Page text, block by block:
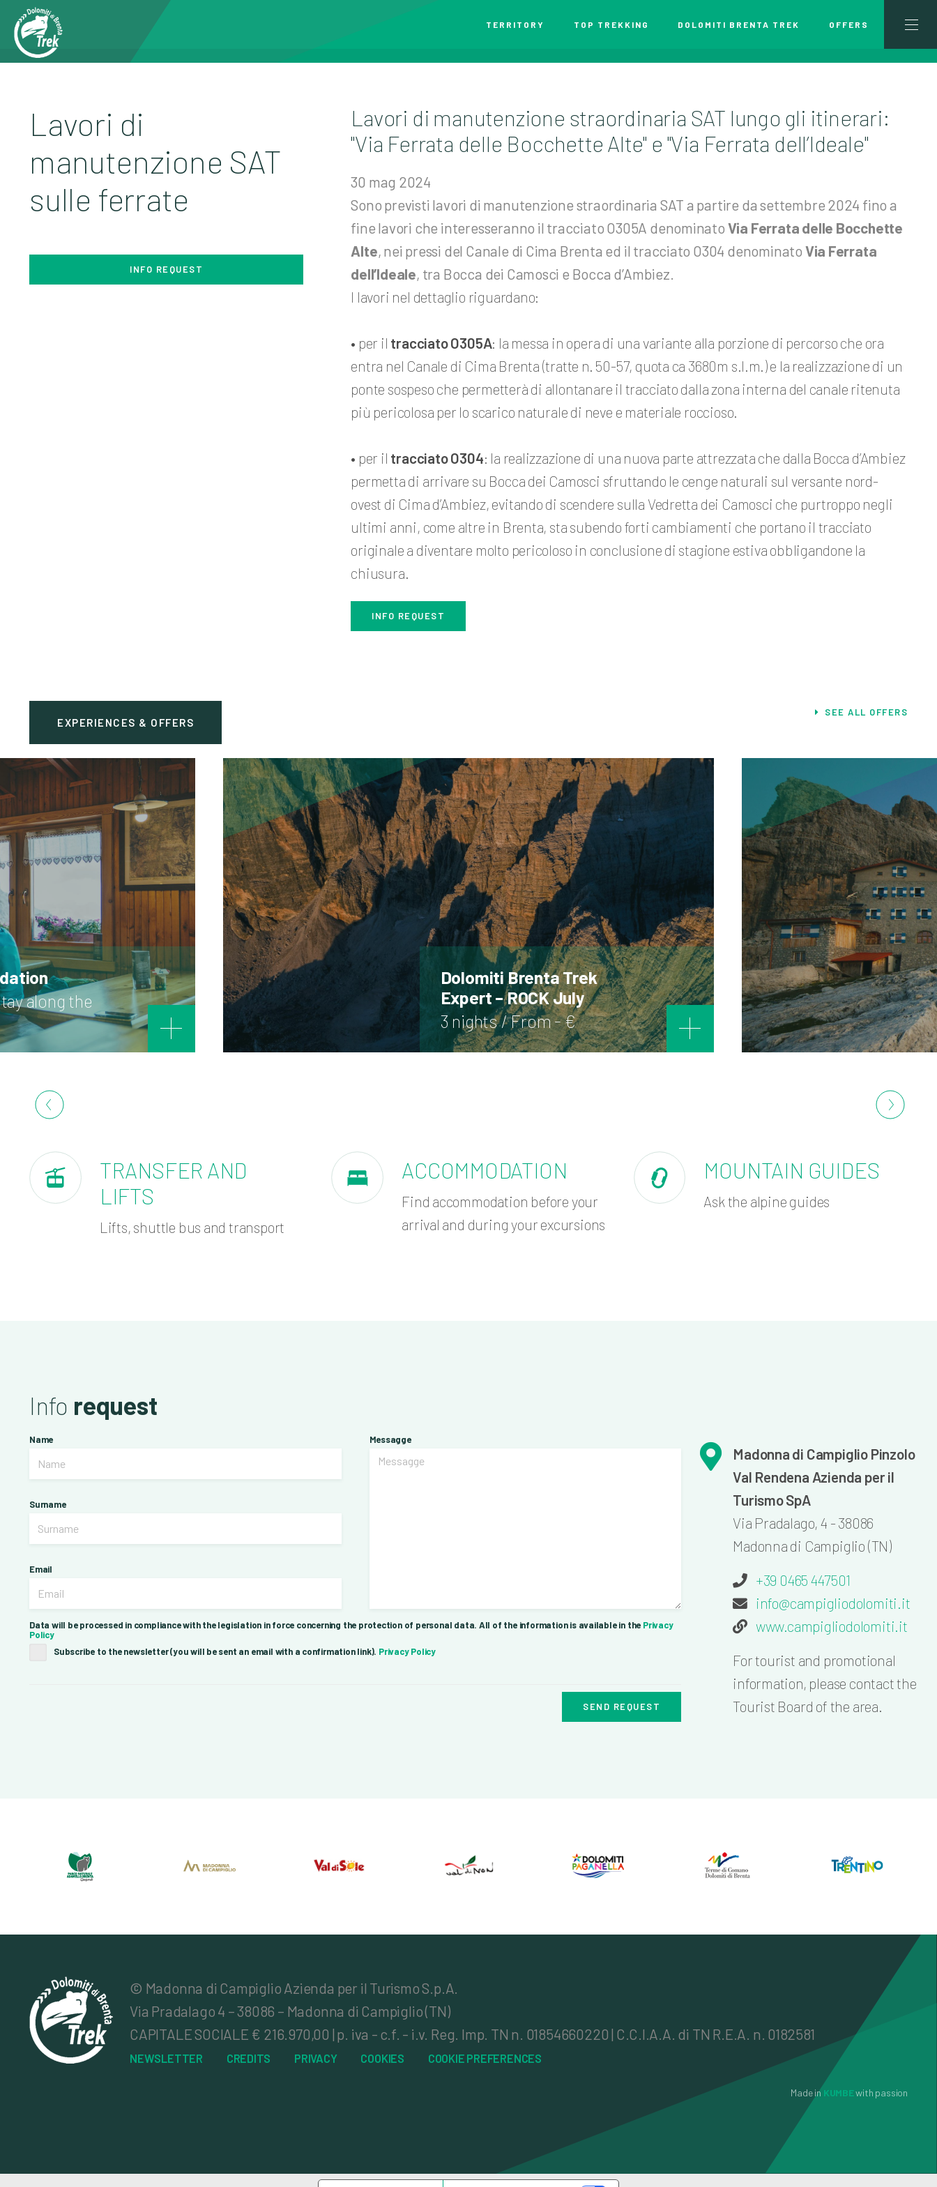
TERRITORY TOP TREKKING DOLOMITI BRENTA TREK OFFERS
Lavori di
manutenzione SAT
sulle ferrate
INFO REQUEST
Lavori di manutenzione straordinaria SAT lungo gli itinerari:
"Via Ferrata delle Bocchette Alte" e "Via Ferrata dell’Ideale"
30 mag 2024
Sono previsti lavori di manutenzione straordinaria SAT a partire da settembre 2024 fino a
fine lavori che interesseranno il tracciato O305A denominato Via Ferrata delle Bocchette
Alte, nei pressi del Canale di Cima Brenta ed il tracciato O304 denominato Via Ferrata
dell’Ideale, tra Bocca dei Camosci e Bocca d’Ambiez.
I lavori nel dettaglio riguardano:
• per il tracciato O305A: la messa in opera di una variante alla porzione di percorso che ora
entra nel Canale di Cima Brenta (tratte n. 50-57, quota ca 3680m s.l.m.) e la realizzazione di un
ponte sospeso che permetterà di allontanare il tracciato dalla zona interna del canale ritenuta
più pericolosa per lo scarico naturale di neve e materiale roccioso.
• per il tracciato O304: la realizzazione di una nuova parte attrezzata che dalla Bocca d’Ambiez
permetta di arrivare su Bocca dei Camosci sfruttando le cenge naturali sul versante nord-
ovest di Cima d’Ambiez, evitando di scendere sulla Vedretta dei Camosci che purtroppo negli
ultimi anni, come altre in Brenta, sta subendo forti cambiamenti che portano il tracciato
originale a diventare molto pericoloso in conclusione di stagione estiva obbligandone la
chiusura.
INFO REQUEST
SEE ALL OFFERS
EXPERIENCES & OFFERS
along the
Dolomiti Brenta Trek
Expert – ROCK July
3 nights / From - €
TRANSFER AND
LIFTS
Lifts, shuttle bus and transport
ACCOMMODATION
Find accommodation before your
arrival and during your excursions
MOUNTAIN GUIDES
Ask the alpine guides
Info request
Name
Surname
Email
Messagge
Data will be processed in compliance with the legislation in force concerning the protection of personal data. All of the information is available in the Privacy
Policy
Subscribe to the newsletter (you will be sent an email with a confirmation link). Privacy Policy
SEND REQUEST
Madonna di Campiglio Pinzolo
Val Rendena Azienda per il
Turismo SpA
Via Pradalago, 4 - 38086
Madonna di Campiglio (TN)
+39 0465 447501
info@campigliodolomiti.it
www.campigliodolomiti.it
For tourist and promotional
information, please contact the
Tourist Board of the area.
© Madonna di Campiglio Azienda per il Turismo S.p.A.
Via Pradalago 4 – 38086 – Madonna di Campiglio (TN)
CAPITALE SOCIALE € 216.970,00 | p. iva - c.f. - i.v. Reg. Imp. TN n. 01854660220 | C.C.I.A.A. di TN R.E.A. n. 0182581
NEWSLETTER CREDITS PRIVACY COOKIES COOKIE PREFERENCES
Made in KUMBEwith passion